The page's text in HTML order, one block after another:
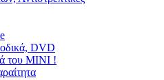
DVD
του MINI !